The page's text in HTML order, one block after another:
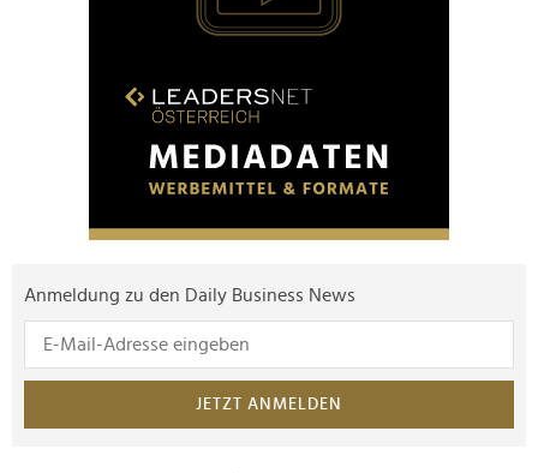
Anmeldung zu den Daily Business News
JETZT ANMELDEN